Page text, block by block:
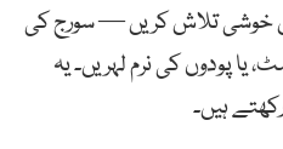
خوشی تلاش کریں — سورج کی
پودوں کی نرم لہریں۔ یہ
ہیں۔